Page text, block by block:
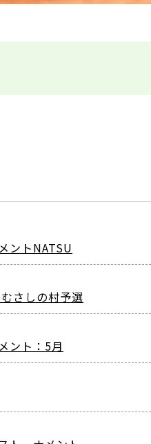
ントNATSU
さしの村予選
ント：5月